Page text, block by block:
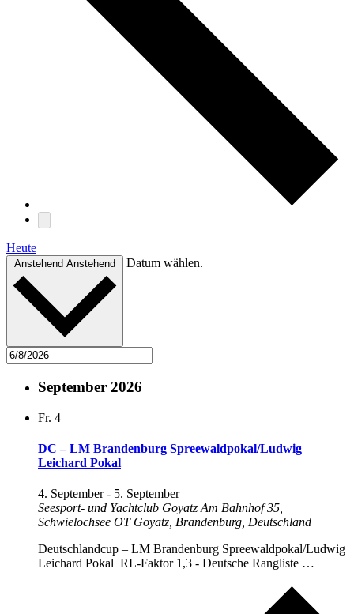
Heute
Anstehend Anstehend Datum wählen.
September 2026
Fr. 4
DC – LM Brandenburg Spreewaldpokal/Ludwig
Leichard Pokal
4. September- 5. September
Seesport- und Yachtclub Goyatz Am Bahnhof 35,
Schwielochsee OT Goyatz, Brandenburg, Deutschland
Deutschlandcup – LM Brandenburg Spreewaldpokal/Ludwig
Leichard Pokal RL-Faktor 1,3 - Deutsche Rangliste …